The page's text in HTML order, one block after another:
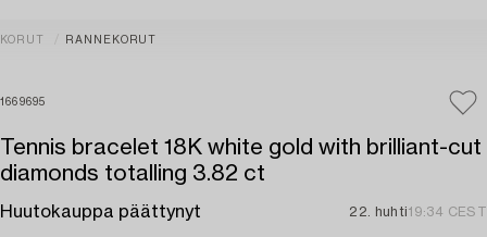
KORUT RANNEKORUT
1669695
Tennis bracelet 18K white gold with brilliant-cut
diamonds totalling 3.82 ct
Huutokauppa päättynyt 22. huhti19:34 CEST